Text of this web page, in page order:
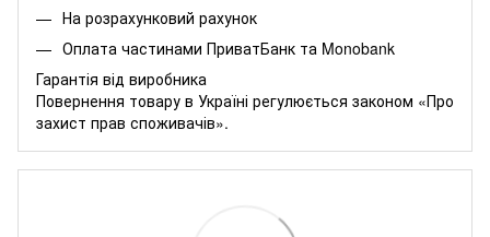
На розрахунковий рахунок
Оплата частинами ПриватБанк та Monobank
Гарантія від виробника
Повернення товару в Україні регулюється законом «Про
захист прав споживачів».